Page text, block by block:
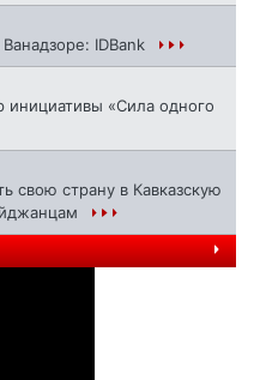
IDBank
«Сила одного
свою страну в Кавказскую